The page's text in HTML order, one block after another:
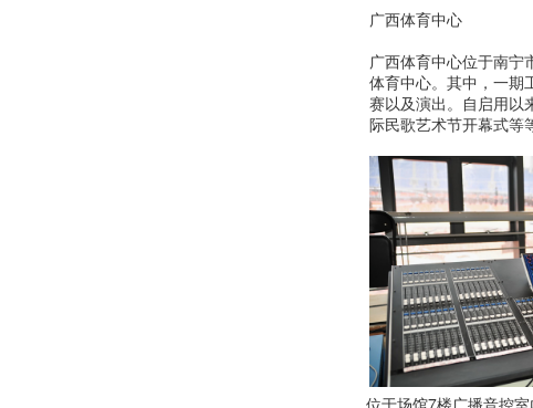
广西体育中心
广西体育中心位于南宁
体育中心。其中，一期
赛以及演出。自启用以
际民歌艺术节开幕式等
位于场馆7楼广播音控